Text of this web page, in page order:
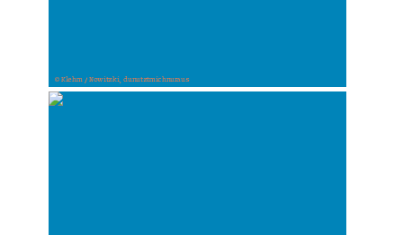
© Klehm / Nowitzki, dunutztmichnuraus